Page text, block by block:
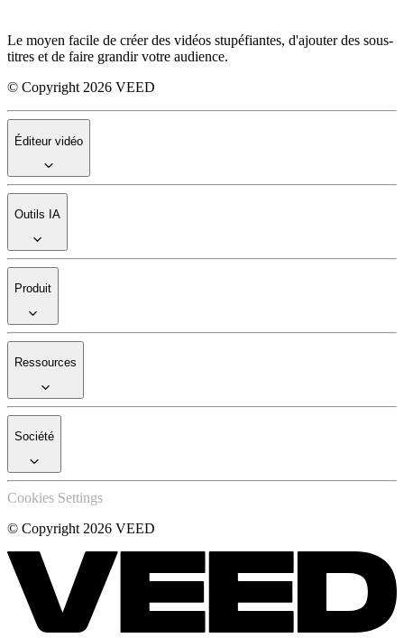
Le moyen facile de créer des vidéos stupéfiantes, d'ajouter des sous-
titres et de faire grandir votre audience.
© Copyright 2026 VEED
Éditeur vidéo
Outils IA
Produit
Ressources
Société
Cookies Settings
© Copyright 2026 VEED